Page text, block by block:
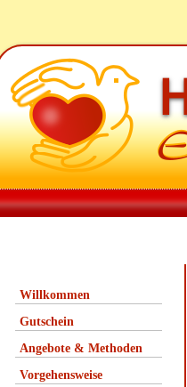
Willkommen
Gutschein
Angebote & Methoden
Vorgehensweise